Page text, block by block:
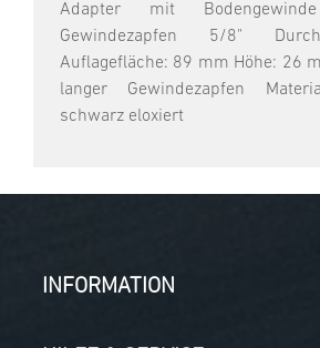
Adapter mit
Gewindezapfen 5/8"
Auflagefläche: 89 mm Höhe: 26
langer Gewindezapfen
schwarz eloxiert
INFORMATION